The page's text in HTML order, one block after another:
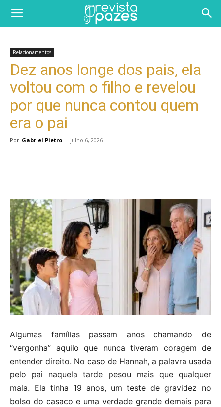
Relacionamentos
Dez anos longe dos pais, ela
voltou com o filho e revelou
por que nunca contou quem
era o pai
Por Gabriel Pietro - julho 6, 2026
Algumas famílias passam anos chamando de
“vergonha” aquilo que nunca tiveram coragem de
entender direito. No caso de Hannah, a palavra usada
pelo pai naquela tarde pesou mais que qualquer
mala. Ela tinha 19 anos, um teste de gravidez no
bolso do casaco e uma verdade grande demais para